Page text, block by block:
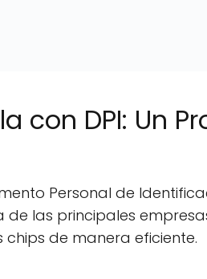
con DPI: Un
Personal de
las principales
de manera eficiente.